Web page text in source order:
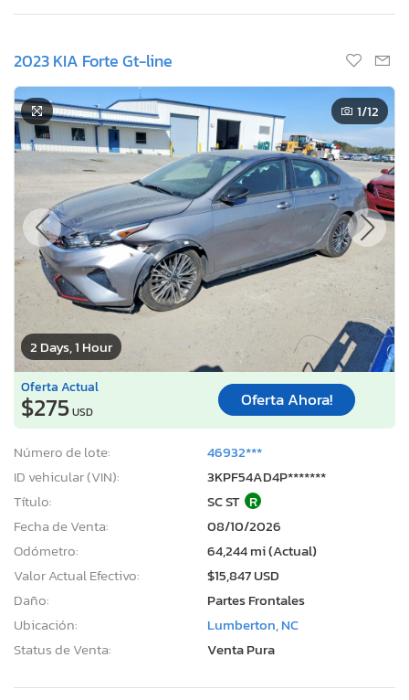
2023 KIA Forte Gt-line
2 Days, 1 Hour
1/12
Oferta Actual
$275USD
Oferta Ahora!
Número de lote:
46932***
ID vehicular (VIN):
3KPF54AD4P*******
Título:
SC ST R
Fecha de Venta:
08/10/2026
Odómetro:
64,244 mi (Actual)
Valor Actual Efectivo:
$15,847 USD
Daño:
Partes Frontales
Ubicación:
Lumberton, NC
Status de Venta:
Venta Pura